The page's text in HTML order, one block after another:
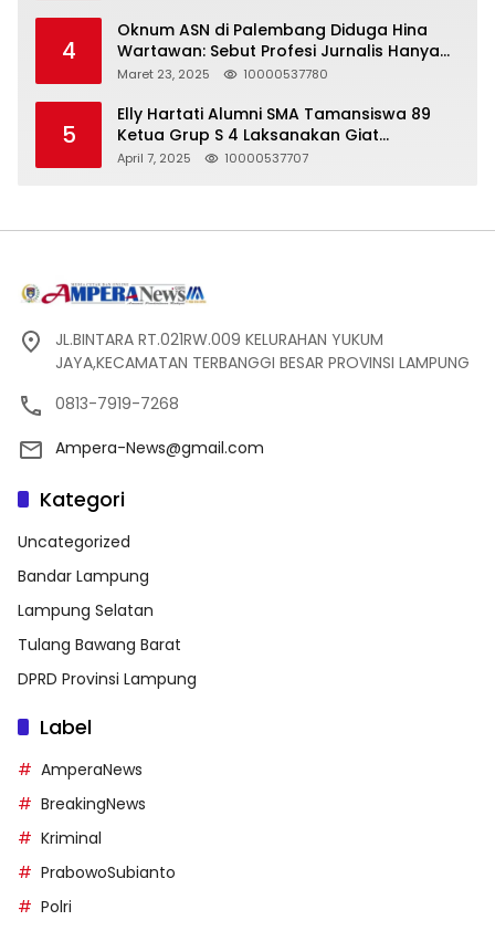
4
Oknum ASN di Palembang Diduga Hina
Wartawan: Sebut Profesi Jurnalis Hanya
Seharga 2 Liter Bensin, Berujung Dugaan
Maret 23, 2025 10000537780
5
Elly Hartati Alumni SMA Tamansiswa 89
Ketua Grup S 4 Laksanakan Giat
Silaturahmi
April 7, 2025 10000537707
JL.BINTARA RT.021RW.009 KELURAHAN YUKUM
JAYA,KECAMATAN TERBANGGI BESAR PROVINSI LAMPUNG
0813-7919-7268
Ampera-News@gmail.com
Kategori
Uncategorized
Bandar Lampung
Lampung Selatan
Tulang Bawang Barat
DPRD Provinsi Lampung
Label
AmperaNews
BreakingNews
Kriminal
PrabowoSubianto
Polri